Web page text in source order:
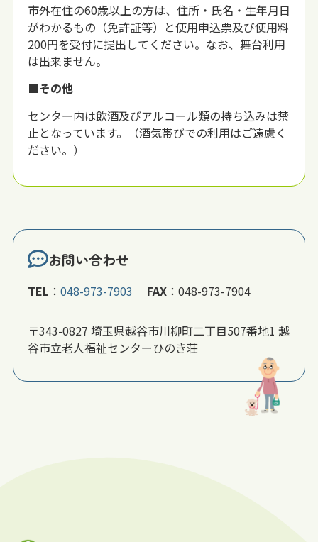
市外在住の60歳以上の方は、住所・氏名・生年月日
がわかるもの（免許証等）と使用申込票及び使用料
200円を受付に提出してください。なお、舞台利用
は出来ません。
■その他
センター内は飲酒及びアルコール類の持ち込みは禁
止となっています。（酒気帯びでの利用はご遠慮く
ださい。）
お問い合わせ
TEL ： 048-973-7903 FAX： 048-973-7904
〒343-0827 埼玉県越谷市川柳町二丁目507番地1 越
谷市立老人福祉センターひのき荘